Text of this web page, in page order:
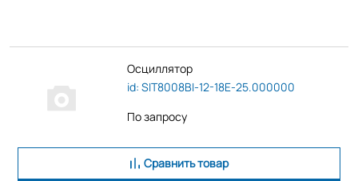
Осциллятор
id: SIT8008BI-12-18E-25.000000
По запросу
Сравнить товар